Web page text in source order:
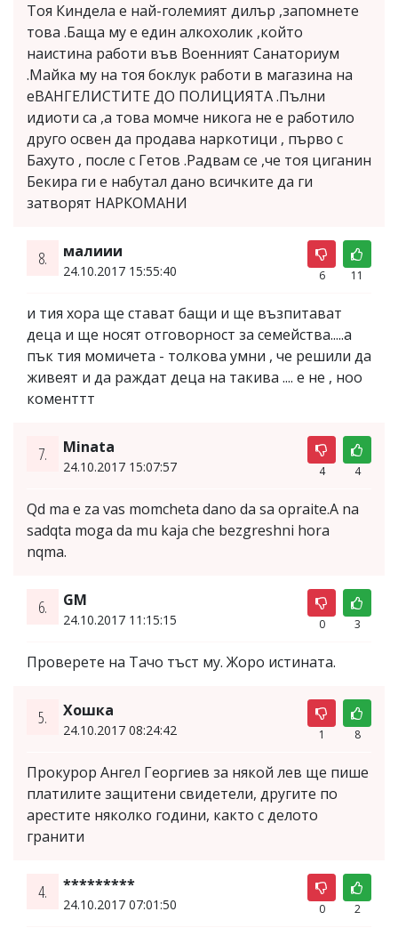
Тоя Киндела е най-големият дилър ,запомнете
това .Баща му е един алкохолик ,който
наистина работи във Военният Санаториум
.Майка му на тоя боклук работи в магазина на
еВАНГЕЛИСТИТЕ ДО ПОЛИЦИЯТА .Пълни
идиоти са ,а това момче никога не е работило
друго освен да продава наркотици , първо с
Бахуто , после с Гетов .Радвам се ,че тоя циганин
Бекира ги е набутал дано всичките да ги
затворят НАРКОМАНИ
8. малиии
24.10.2017 15:55:40 6 11
и тия хора ще стават бащи и ще възпитават
деца и ще носят отговорност за семейства.....а
пък тия момичета - толкова умни , че решили да
живеят и да раждат деца на такива .... е не , ноо
коменттт
7. Minata
24.10.2017 15:07:57 4 4
Qd ma e za vas momcheta dano da sa opraite.A na
sadqta moga da mu kaja che bezgreshni hora
nqma.
6. GM
24.10.2017 11:15:15 0 3
Проверете на Тачо тъст му. Жоро истината.
5. Хошка
24.10.2017 08:24:42 1 8
Прокурор Ангел Георгиев за някой лев ще пише
платилите защитени свидетели, другите по
арестите няколко години, както с делото
гранити
4. *********
24.10.2017 07:01:50 0 2